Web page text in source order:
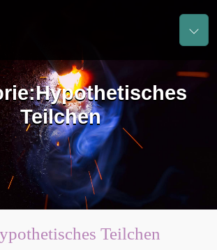
:Hypothetisches
Teilchen
Teilchen